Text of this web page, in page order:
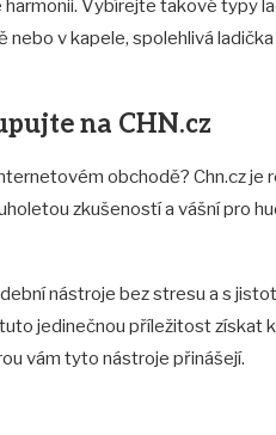
Vybírejte takové typy
v kapele, spolehlivá
na CHN.cz
obchodě? Chn.cz je
zkušeností a vášní pro
nástroje bez stresu a s
jedinečnou příležitost získat
vám tyto nástroje přinášejí.